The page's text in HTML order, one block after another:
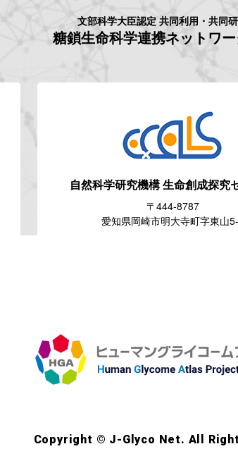
文部科学大臣認定 共同利用・共同
糖鎖生命科学連携ネットワ
自然科学研究機構生命創成探究
〒444-8787
愛知県岡崎市明大寺町字東山
Copyright © J-Glyco Net. All